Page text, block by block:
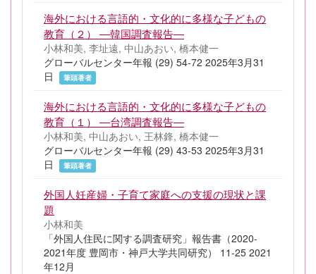
海外における言語的・文化的に多様な子どもの
教育（２） ―韓国調査報告―
小林和美, 李址遠, 中山あおい, 橋本健一
グローバルセンター年報 (29) 54-72 2025年3月31
日
筆頭著者
海外における言語的・文化的に多様な子どもの
教育（１） ―台湾調査報告―
小林和美, 中山あおい, 王林鋒, 橋本健一
グローバルセンター年報 (29) 43-53 2025年3月31
日
筆頭著者
外国人妊産婦・子育て家庭への支援の現状と課
題
小林和美
「外国人住民に関する調査研究」報告書（2020-
2021年度 豊岡市・神戸大学共同研究） 11-25 2021
年12月